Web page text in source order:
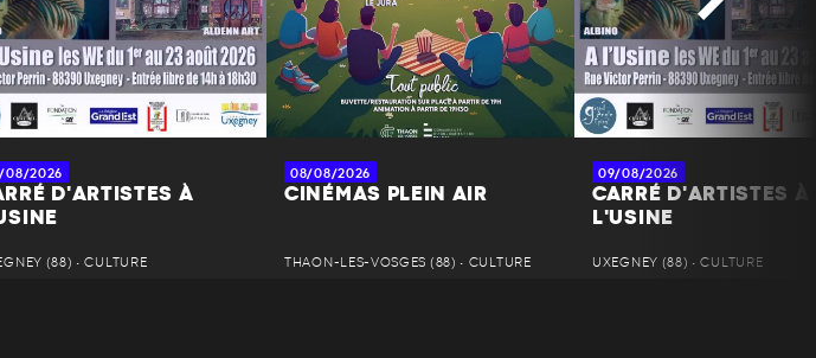
08/2026
D'ARTISTES À
(88) • CULTURE
08/08/2026
CINÉMAS PLEIN AIR
THAON-LES-VOSGES (88) • CULTURE
09/08/2026
CARRÉ D'ARTISTES À
L'USINE
UXEGNEY (88) • CULTURE